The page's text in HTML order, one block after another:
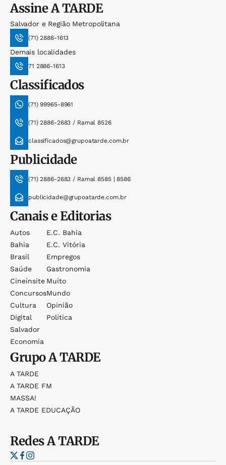
AssineA TARDE
Salvador e Região Metropolitana
(71) 2886-1613
Demais localidades
71 2886-1613
Classificados
(71) 99965-8961
(71) 2886-2683 / Ramal 8526
classificados@grupoatarde.com.br
Publicidade
(71) 2886-2683 / Ramal 8585 | 8586
publicidade@grupoatarde.com.br
Canais e Editorias
Autos
Bahia
Brasil
Saúde
Cineinsite
Concursos
Cultura
Digital
Salvador
Economia
E.c. Bahia
E.c. Vitória
Empregos
Gastronomia
Muito
Mundo
Opinião
Política
GrupoA TARDE
A TARDE
A TARDE FM
MASSA!
A TARDE EDUCAÇÃO
RedesA TARDE